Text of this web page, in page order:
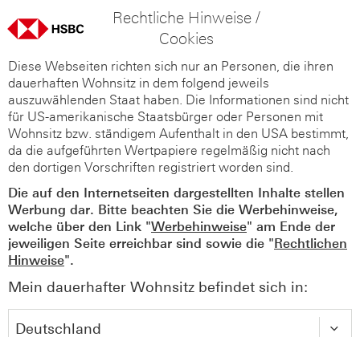
Rechtliche Hinweise /
Cookies
Diese Webseiten richten sich nur an Personen, die ihren
dauerhaften Wohnsitz in dem folgend jeweils
auszuwählenden Staat haben. Die Informationen sind nicht
für US-amerikanische Staatsbürger oder Personen mit
Wohnsitz bzw. ständigem Aufenthalt in den USA bestimmt,
da die aufgeführten Wertpapiere regelmäßig nicht nach
den dortigen Vorschriften registriert worden sind.
Die auf den Internetseiten dargestellten Inhalte stellen
Werbung dar. Bitte beachten Sie die Werbehinweise,
welche über den Link "Werbehinweise" am Ende der
jeweiligen Seite erreichbar sind sowie die "Rechtlichen
Hinweise".
Mein dauerhafter Wohnsitz befindet sich in: